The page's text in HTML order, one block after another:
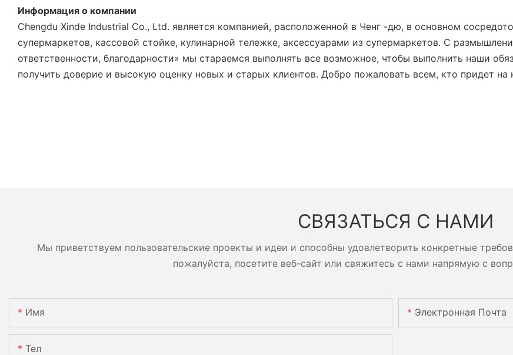
Информация о компании
Chengdu Xinde Industrial Co., Ltd. является компанией, расположенной в Ченг -дю, в основном
супермаркетов, кассовой стойке, кулинарной тележке, аксессуарами из супермаркетов. С
ответственности, благодарности» мы стараемся выполнять все возможное, чтобы выполнить наши
получить доверие и высокую оценку новых и старых клиентов. Добро пожаловать всем, кто придет на
СВЯЗАТЬСЯ С НАМИ
Мы приветствуем пользовательские проекты и идеи и способны удовлетворить конкретные
пожалуйста, посетите веб-сайт или свяжитесь с нами напрямую с
Имя Электронная Почта
Тел